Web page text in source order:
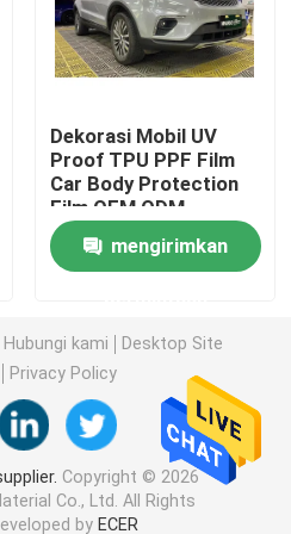
Dekorasi Mobil UV
Proof TPU PPF Film
Car Body Protection
Film OEM ODM
mengirimkan
Hubungi kami
Desktop Site
Privacy Policy
Copyright © 2026
Co., Ltd. All Rights
by ECER